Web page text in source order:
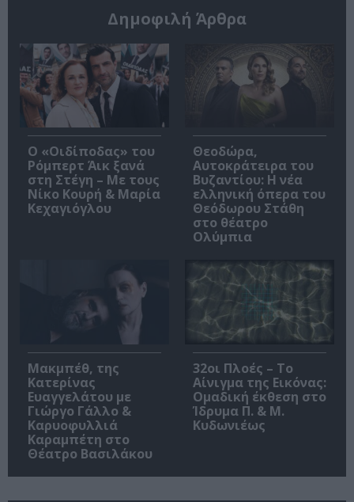
Δημοφιλή Άρθρα
O «Οιδίποδας» του
Ρόμπερτ Άικ ξανά
στη Στέγη – Με τους
Νίκο Κουρή & Μαρία
Κεχαγιόγλου
Θεοδώρα,
Αυτοκράτειρα του
Βυζαντίου: Η νέα
ελληνική όπερα του
Θεόδωρου Στάθη
στο θέατρο
Ολύμπια
Μακμπέθ, της
Κατερίνας
Ευαγγελάτου με
Γιώργο Γάλλο &
Καρυοφυλλιά
Καραμπέτη στο
Θέατρο Βασιλάκου
32οι Πλοές – Το
Αίνιγμα της Εικόνας:
Ομαδική έκθεση στο
Ίδρυμα Π. & Μ.
Κυδωνιέως